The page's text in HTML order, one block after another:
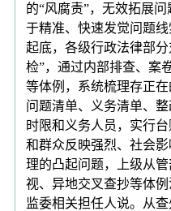
的“风腐责”，无效拓展
于精准、快速发觉问题
起底，各级行政法律部
检”，通过内部排查、案
等体例，系统梳理存正
问题清单、义务清单、
时限和义务人员，实行
和群众反映强烈、社会
理的凸起问题，上级从
视、异地交叉查抄等体
监委相关担任人说。从